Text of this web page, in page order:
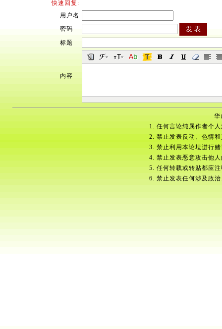
快速回复:
用户名
密码
标题
内容
华
1. 任何言论纯属作者个
2. 禁止发表反动、色情
3. 禁止利用本论坛进行
4. 禁止发表恶意攻击他
5. 任何转载或转贴都应
6. 禁止发表任何涉及政